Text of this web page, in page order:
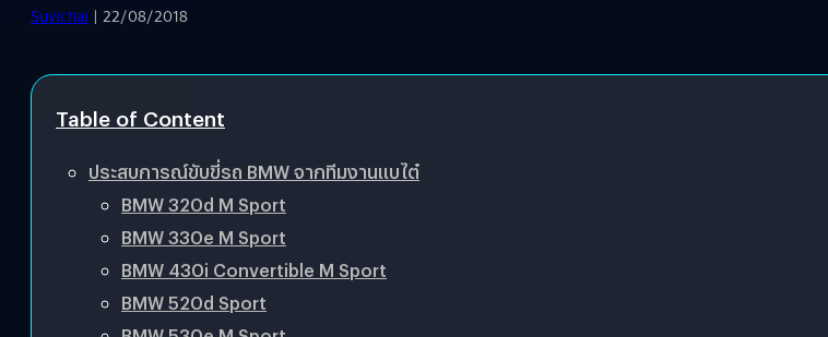
Suvichai | 22/08/2018
Table of Content
ประสบการณ์ขับขี่รถ BMW จากทีมงานแบไต๋
BMW 320d M Sport
BMW 330e M Sport
BMW 430i Convertible M Sport
BMW 520d Sport